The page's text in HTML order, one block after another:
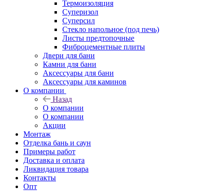
Термоизоляция
Суперизол
Суперсил
Стекло напольное (под печь)
Листы предтопочные
Фиброцементные плиты
Двери для бани
Камни для бани
Аксессуары для бани
Аксессуары для каминов
О компании
Назад
О компании
О компании
Акции
Монтаж
Отделка бань и саун
Примеры работ
Доставка и оплата
Ликвидация товара
Контакты
Опт